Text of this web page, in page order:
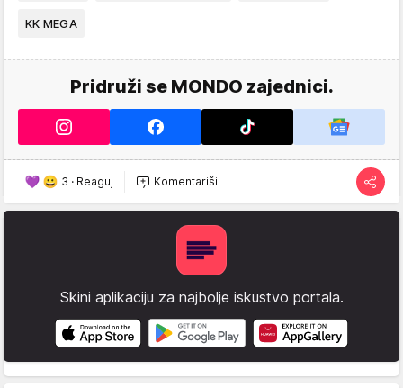
KK MEGA
Pridruži se MONDO zajednici.
3 · Reaguj Komentariši
Skini aplikaciju za najbolje iskustvo portala.